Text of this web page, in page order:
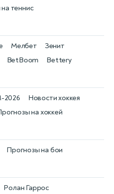
теннис
BetBoom
Мелбет
Bettery
Зенит
Новости хоккея
на хоккей
Прогнозы на бои
Ролан Гаррос